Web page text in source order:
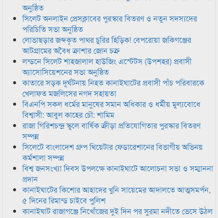
অনুষ্ঠিত
সিলেট অনলাইন প্রেসক্লাবের পুরস্কার বিতরণ ও নতুন সদস্যদের
পরিচিতি সভা অনুষ্ঠিত
লোভাছড়ার জব্দকৃত পাথর চুরির হিড়িক! বেপরোয়া জকিগঞ্জের
আটগ্রামের অবৈধ ক্রাশার জোন চক্র
লন্ডনে সিলেট শাহজালাল হাউজিং এস্টেটস (উপশহর) প্রবাসী
অ্যাসোসিয়েশনের সভা অনুষ্ঠিত
কাতারে সড়ক দুর্ঘটনায় নিহত কানাইঘাটের প্রবাসী পাঁচ পরিবারকে
খেলাফত মজলিসের নগদ সহায়তা
বিএনপি সকল ধর্মের মানুষের সমান অধিকার ও ধর্মীয় মুল্যবোধে
বিশ্বাসী: আবুল কাহের চৌ: শামিম
রাজা গিরিশচন্দ্র স্কুলে বার্ষিক ক্রীড়া প্রতিযোগিতার পুরস্কার বিতরণ
সম্পন্ন
সিলেটে বাংলাদেশ গ্রুপ থিয়েটার ফেডারেশানের বিভাগীয় অভিনয়
কর্মশালা সম্পন্ন
বিশ্ব জনসংখ্যা দিবস উপলক্ষে কানাইঘাটে আলোচনা সভা ও সম্মাননা
প্রদান
কানাইঘাটের কিশোর আহাদের খুনি সায়েমের আদালতে আত্মসমর্পন,
৫ দিনের রিমান্ড চাইবে পুলিশ
কানাইঘাট রাজাগঞ্জে নিখোঁজের দুই দিন পর সুরমা নদীতে ভেসে উঠল